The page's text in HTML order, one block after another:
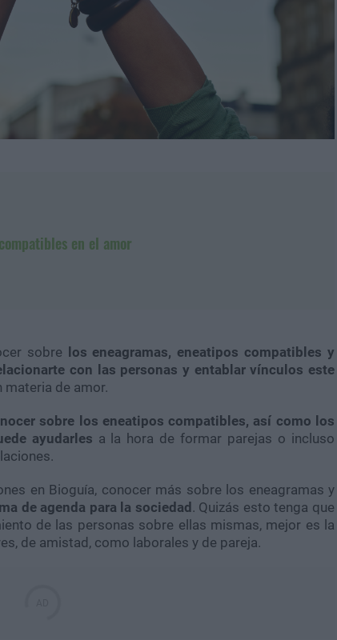
en el amor
sobre los eneagramas, eneatipos compatibles y
con las personas y entablar vínculos este
materia de amor.
sobre los eneatipos compatibles, así como los
ayudarles a la hora de formar parejas o incluso
en Bioguía, conocer más sobre los eneagramas y
de agenda para la sociedad. Quizás esto tenga que
de las personas sobre ellas mismas, mejor es la
de amistad, como laborales y de pareja.